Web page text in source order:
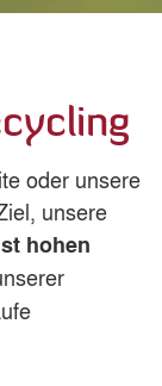
oder unsere
unsere
hohen